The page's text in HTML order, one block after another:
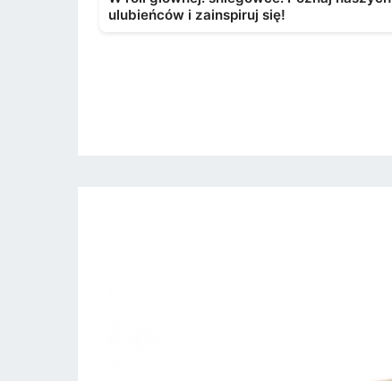
ulubieńców i zainspiruj się!